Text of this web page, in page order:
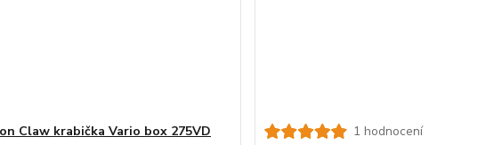
Claw krabička Vario box 275VD
1 hodnocení